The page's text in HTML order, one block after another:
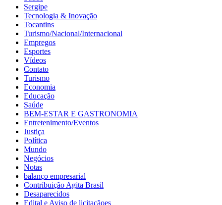
Sergipe
Tecnologia & Inovação
Tocantins
Turismo/Nacional/Internacional
Empregos
Esportes
Vídeos
Contato
Turismo
Economia
Educação
Saúde
BEM-ESTAR E GASTRONOMIA
Entretenimento/Eventos
Justiça
Política
Mundo
Negócios
Notas
balanço empresarial
Contribuição Agita Brasil
Desaparecidos
Edital e Aviso de licitaçãoes